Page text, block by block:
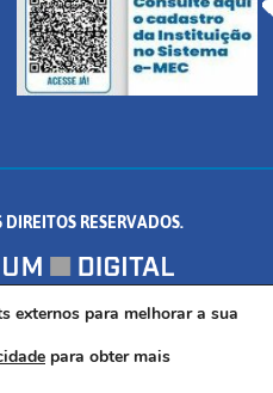
RESERVADOS.
FORMIGA/MG - CEP:
externos para melhorar a sua
para obter mais